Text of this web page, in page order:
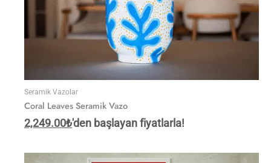
Seramik Vazolar
Coral Leaves Seramik Vazo
2,249.00₺'den başlayan fiyatlarla!